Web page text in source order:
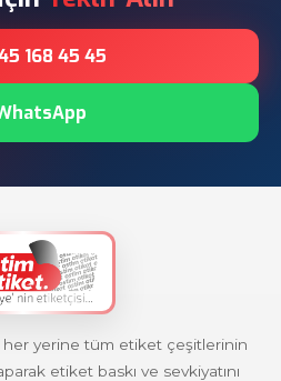
168 45 45
yerine tüm etiket çeşitlerinin
etiket baskı ve sevkiyatını